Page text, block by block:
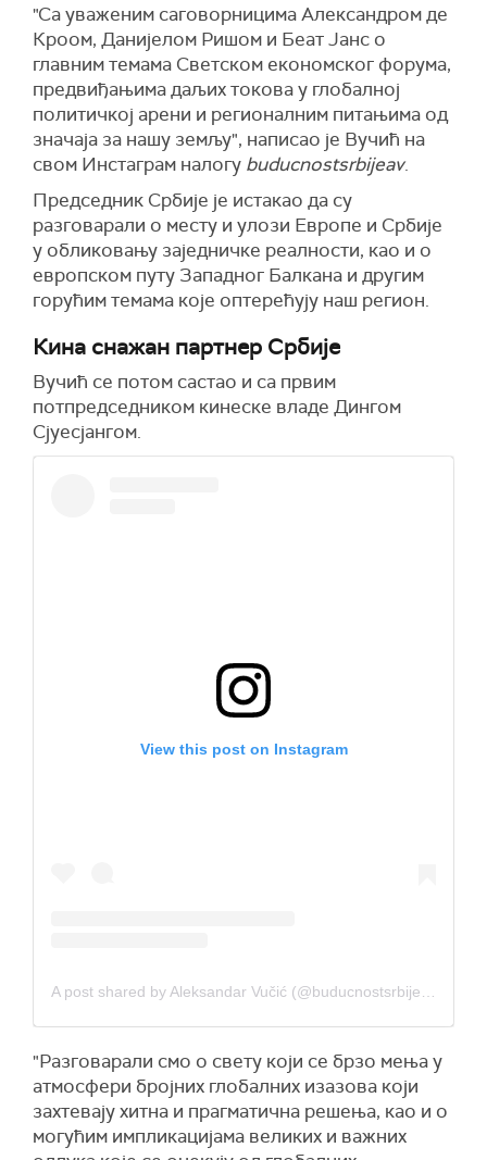
"Са уваженим саговорницима Александром де
Кроом, Данијелом Ришом и Беат Јанс о
главним темама Светском економског форума,
предвиђањима даљих токова у глобалној
политичкој арени и регионалним питањима од
значаја за нашу земљу", написао је Вучић на
свом Инстаграм налогу buducnostsrbijeav.
Председник Србије је истакао да су
разговарали о месту и улози Европе и Србије
у обликовању заједничке реалности, као и о
европском путу Западног Балкана и другим
горућим темама које оптерећују наш регион.
Кина снажан партнер Србије
Вучић се потом састао и са првим
потпредседником кинеске владе Дингом
Сјуесјангом.
View this post on Instagram
"Разговарали смо о свету који се брзо мења у
атмосфери бројних глобалних изазова који
захтевају хитна и прагматична решења, као и о
могућим импликацијама великих и важних